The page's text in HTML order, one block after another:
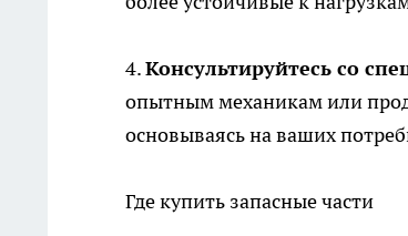
4.Консультируйтесь со
опытным механикам или
основываясь на ваших
Где купить запасные части